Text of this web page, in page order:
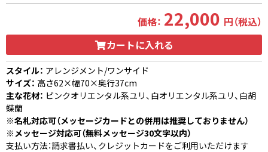
価格： 22,000 円（税込）
カートに入れる
スタイル： アレンジメント/ワンサイド
サイズ： 高さ62×幅70×奥行37cm
主な花材： ピンクオリエンタル系ユリ、白オリエンタル系ユリ、白胡
蝶蘭
※名札対応可（メッセージカードとの併用は推奨しておりません）
※メッセージ対応可（無料メッセージ30文字以内）
支払い方法：請求書払い、クレジットカードをご利用いただけます